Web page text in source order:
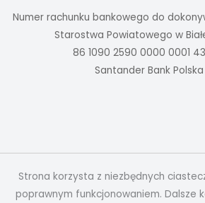
Numer rachunku bankowego do
Starostwa Powiatowego w
86 1090 2590 0000 0001
Santander Bank Polska
Strona korzysta z niezbędnych
poprawnym funkcjonowaniem. Dalsze